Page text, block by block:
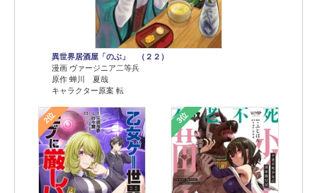
異世界居酒屋「のぶ」 （２２）
漫画 ヴァージニア二等兵
原作 蝉川 夏哉
キャラクター原案 転
2位 3位